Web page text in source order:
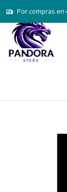
Por compras en